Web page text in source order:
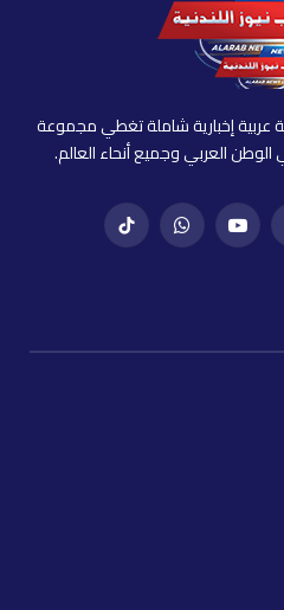
إخبارية شاملة تغطي مجموعة
العربي وجميع أنحاء العالم.
يوتيوب واتساب تيك